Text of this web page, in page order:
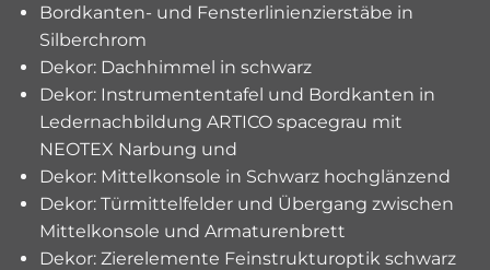
Bordkanten- und Fensterlinienzierstäbe in
Silberchrom
Dekor: Dachhimmel in schwarz
Dekor: Instrumententafel und Bordkanten in
Ledernachbildung ARTICO spacegrau mit
NEOTEX Narbung und
Dekor: Mittelkonsole in Schwarz hochglänzend
Dekor: Türmittelfelder und Übergang zwischen
Mittelkonsole und Armaturenbrett
Dekor: Zierelemente Feinstrukturoptik schwarz